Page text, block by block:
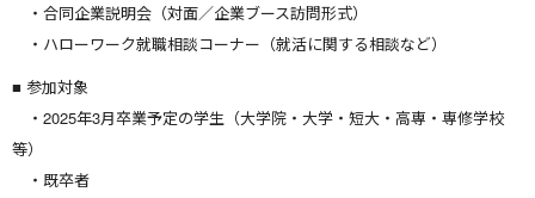
・合同企業説明会（対面／企業ブース訪問形式）
・ハローワーク就職相談コーナー（就活に関する相談など）
■ 参加対象
・2025年3月卒業予定の学生（大学院・大学・短大・高専・専修学校
等）
・既卒者